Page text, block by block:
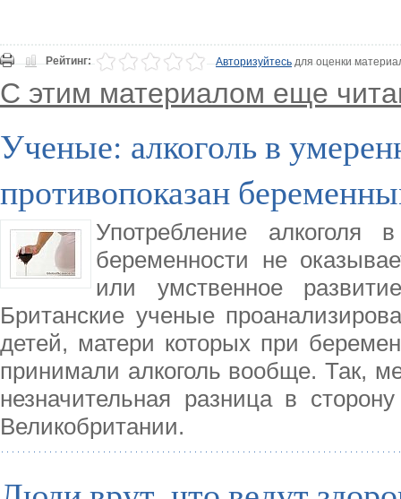
Рейтинг: Авторизуйтесьдля оценки
С этим материалом еще
Ученые: алкоголь в
противопоказан
Употребление алкоголя
беременности не
или умственное
Британские ученые
детей, матери которых при
принимали алкоголь вообще. Так,
незначительная разница в
Великобритании.